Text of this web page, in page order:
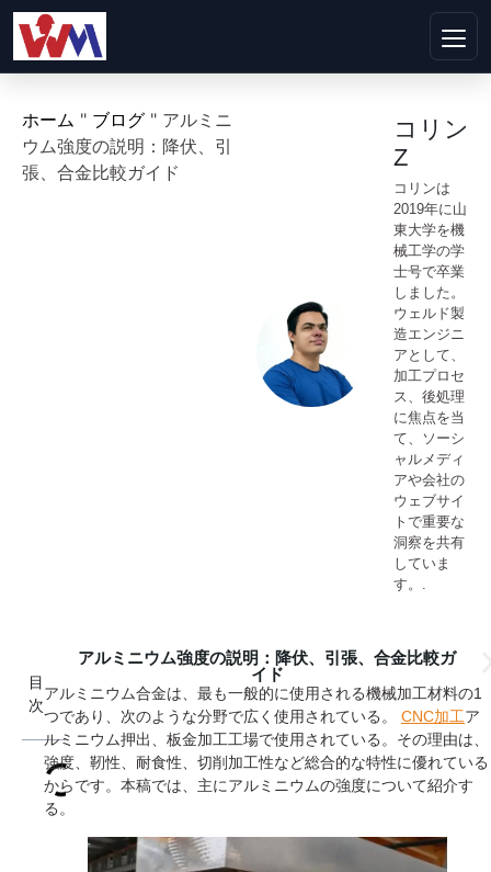
ホーム " ブログ " アルミニ
ウム強度の説明：降伏、引
張、合金比較ガイド
コリン
Z
コリンは
2019年に山
東大学を機
械工学の学
士号で卒業
しました。
ウェルド製
造エンジニ
アとして、
加工プロセ
ス、後処理
に焦点を当
て、ソーシ
ャルメディ
アや会社の
ウェブサイ
トで重要な
洞察を共有
していま
す。.
目
次
アルミニウム強度の説明：降伏、引張、合金比較ガ
イド
アルミニウム合金は、最も一般的に使用される機械加工材料の1
つであり、次のような分野で広く使用されている。 CNC加工ア
ルミニウム押出、板金加工工場で使用されている。その理由は、
強度、靭性、耐食性、切削加工性など総合的な特性に優れている
からです。本稿では、主にアルミニウムの強度について紹介す
る。